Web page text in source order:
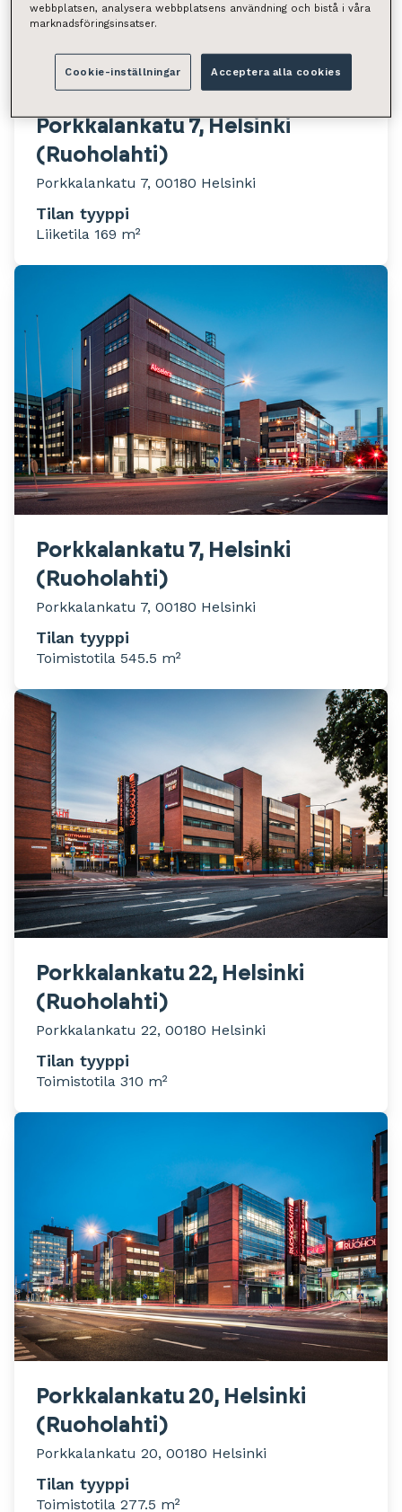
Porkkalankatu 7, Helsinki
(Ruoholahti)
Porkkalankatu 7, 00180 Helsinki
Tilan tyyppi
Liiketila 169 m²
Porkkalankatu 7, Helsinki
(Ruoholahti)
Porkkalankatu 7, 00180 Helsinki
Tilan tyyppi
Toimistotila 545.5 m²
Porkkalankatu 22, Helsinki
(Ruoholahti)
Porkkalankatu 22, 00180 Helsinki
Tilan tyyppi
Toimistotila 310 m²
Porkkalankatu 20, Helsinki
(Ruoholahti)
Porkkalankatu 20, 00180 Helsinki
Tilan tyyppi
Toimistotila 277.5 m²
webbplatsen, analysera webbplatsens användning och bistå i våra
marknadsföringsinsatser.
Cookie-inställningar Acceptera alla cookies